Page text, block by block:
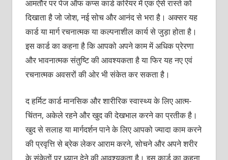
आमतौर पर पेज ऑफ कप्‍स कार्ड करियर में एक ऐसे रास्‍ते को
दिखाता है जो जोश, नई सोच और आनंद से भरा है। अक्‍सर यह
कार्ड या मार्ग रचनात्‍मक या कल्‍पनाशील कार्य से जुड़ा होता है।
इस कार्ड का कहना है कि आपको अपने काम में अधिक प्रेरणा
और भावनात्‍मक संतुष्टि की आवश्‍यकता है या फिर यह नए एवं
रचनात्‍मक अवसरों की ओर भी संकेत कर सकता है।
द हर्मिट कार्ड मानसिक और शारीरिक स्‍वास्‍थ्‍य के लिए आत्‍म-
चिंतन, अकेले रहने और खुद की देखभाल करने का प्रतीक है।
खुद से सलाह या मार्गदर्शन पाने के लिए आपको ज्‍यादा काम करने
की प्रवृत्ति से ब्रेक लेकर आराम करने, सोचने और अपने शरीर